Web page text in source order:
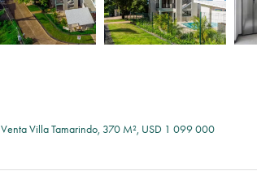
Venta Villa Tamarindo, 370 M², USD 1 099 000